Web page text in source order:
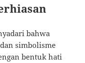
bahwa
simbolisme
bentuk hati